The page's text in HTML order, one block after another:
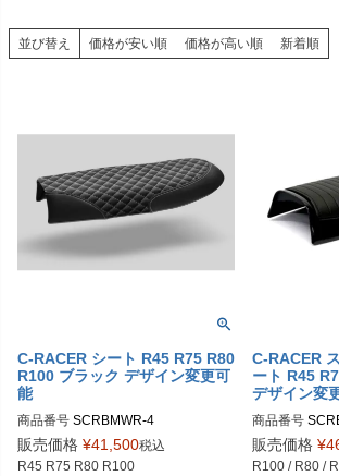
並び替え 価格が安い順 価格が高い順 新着順
C-RACER シート R45 R75 R80
R100 ブラック デザイン変更可
能
商品番号
販売価格 ¥41,500税込
R45 R75 R80 R100
C-RACER
ート R45
デザイン変
商品番号
販売価格 ¥
R100 / R80 /